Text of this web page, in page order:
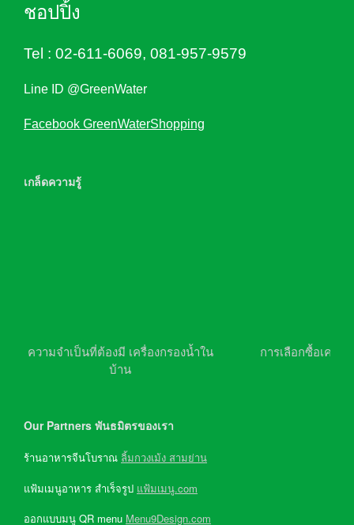
ชอปปิ้ง
Tel : 02-611-6069, 081-957-9579
Line ID @GreenWater
Facebook GreenWaterShopping
เกล็ดความรู้
ความจำเป็นที่ต้องมี เครื่องกรองน้ำใน
บ้าน
การเลือกซื้อเครื่อ
Our Partners พันธมิตรของเรา
ร้านอาหารจีนโบราณ ลิ้มกวงเม้ง สามย่าน
แฟ้มเมนูอาหาร สำเร็จรูป แฟ้มเมนู.com
ออกแบบมนู QR menu Menu9Design.com